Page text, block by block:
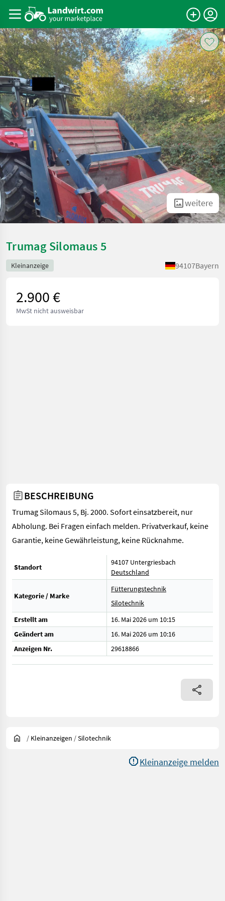
weitere
Trumag Silomaus 5
Kleinanzeige 94107Bayern
2.900 €
MwSt nicht ausweisbar
BESCHREIBUNG
Trumag Silomaus 5, Bj. 2000. Sofort einsatzbereit, nur
Abholung. Bei Fragen einfach melden. Privatverkauf, keine
Garantie, keine Gewährleistung, keine Rücknahme.
Standort
94107 Untergriesbach
Deutschland
Kategorie / Marke
Fütterungstechnik
Silotechnik
Erstellt am
16. Mai 2026 um 10:15
Geändert am
16. Mai 2026 um 10:16
Anzeigen Nr.
29618866
/ Kleinanzeigen /Silotechnik
Kleinanzeige melden